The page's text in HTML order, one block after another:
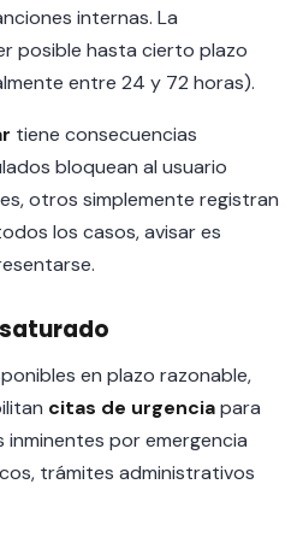
internas. La
posible hasta cierto plazo
entre 24 y 72 horas).
tiene consecuencias
bloquean al usuario
otros simplemente registran
los casos, avisar es
en plazo razonable,
citas de urgenciapara
por emergencia
trámites administrativos